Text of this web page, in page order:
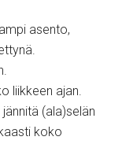
asento,
liikkeen ajan.
(ala)selän
koko